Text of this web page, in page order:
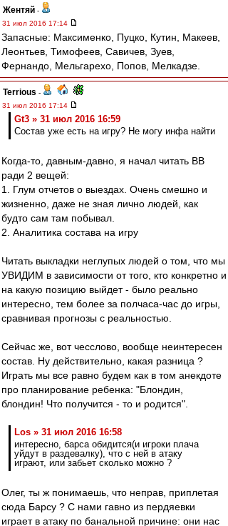
Жентяй -
31 июл 2016 17:14
Запасные: Максименко, Пуцко, Кутин, Макеев,
Леонтьев, Тимофеев, Савичев, Зуев,
Фернандо, Мельгарехо, Попов, Мелкадзе.
Terrious -
31 июл 2016 17:14
Gt3 » 31 июл 2016 16:59
Состав уже есть на игру? Не могу инфа найти
Когда-то, давным-давно, я начал читать ВВ
ради 2 вещей:
1. Глум отчетов о выездах. Очень смешно и
жизненно, даже не зная лично людей, как
будто сам там побывал.
2. Аналитика состава на игру
Читать выкладки неглупых людей о том, что мы
УВИДИМ в зависимости от того, кто конкретно и
на какую позицию выйдет - было реально
интересно, тем более за полчаса-час до игры,
сравнивая прогнозы с реальностью.
Сейчас же, вот чесслово, вообще неинтересен
состав. Ну действительно, какая разница ?
Играть мы все равно будем как в том анекдоте
про планирование ребенка: "Блондин,
блондин! Что получится - то и родится".
Los » 31 июл 2016 16:58
интересно, барса обидится(и игроки плача
уйдут в раздевалку), что с ней в атаку
играют, или забьет сколько можно ?
Олег, ты ж понимаешь, что неправ, приплетая
сюда Барсу ? С нами гавно из пердяевки
играет в атаку по банальной причине: они нас